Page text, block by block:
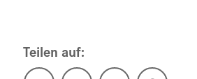
Teilen auf: